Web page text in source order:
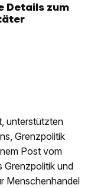
Details zum
unterstützten
Grenzpolitik
Post vom
Grenzpolitik und
Menschenhandel